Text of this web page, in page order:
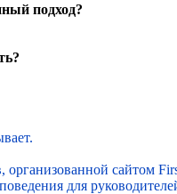
подход?
организованной сайтом
для